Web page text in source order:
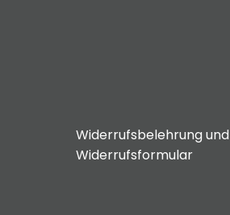
Widerrufsbelehrung und
Widerrufsformular